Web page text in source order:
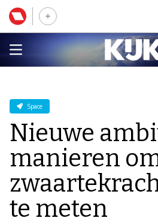
Space
Nieuwe
manieren
te meten